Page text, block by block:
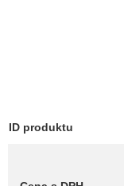
ID produktu